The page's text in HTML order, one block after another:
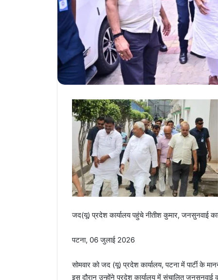
जद(यू) प्रदेश कार्यालय पहुंचे नीतीश कुमार, जनसुनवाई
पटना, 06 जुलाई 2026
सोमवार को जद (यू) प्रदेश कार्यालय, पटना में पार्टी के
इस दौरान उन्होंने प्रदेश कार्यालय में संचालित जनसुनवाई